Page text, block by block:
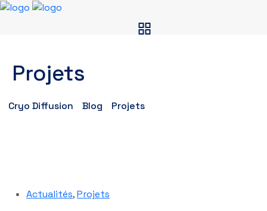
Projets
Cryo Diffusion Blog Projets
Actualités,Projets